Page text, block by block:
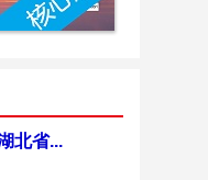
北省...